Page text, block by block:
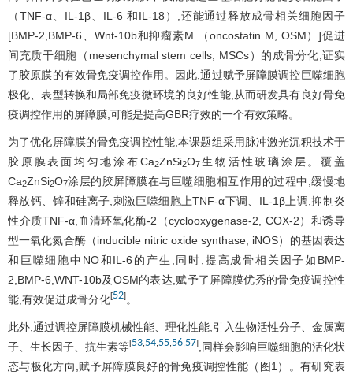
（TNF-α、IL-1β、IL-6 和IL-18）,还能通过释放成骨相关细胞因子
[BMP-2,BMP-6、Wnt-10b和抑瘤素M （oncostatin M, OSM）]促进
间充质干细胞（mesenchymal stem cells, MSCs）的成骨分化,证实
了胶原膜的有效骨免疫调控作用。因此,通过赋予屏障膜调控巨噬细胞
极化、表型转换和局部免疫微环境的良好性能,从而研发具有良好骨免
疫调控作用的屏障膜,可能是提高GBR疗效的一个有效策略。
为了优化屏障膜的骨免疫调控性能,本课题组采用脉冲激光沉积技术于
胶原膜表面均匀地涂布Ca2ZnSi2O7生物活性玻璃涂层。覆盖
Ca2ZnSi2O7涂层的胶屏障膜在与巨噬细胞相互作用的过程中,缓慢地
释放钙、锌和硅离子,刺激巨噬细胞上TNF-α下调、IL-1β上调,抑制炎
性介质TNF-α,血清环氧化酶-2（cyclooxygenase-2, COX-2）和诱导
型一氧化氮合酶（inducible nitric oxide synthase, iNOS）的基因表达
和巨噬细胞中NO和IL-6的产生,同时,提高成骨相关因子如BMP-
2,BMP-6,WNT-10b及OSM的表达,赋予了屏障膜优秀的骨免疫调控性
能,有效促进成骨分化[52] 。
此外,通过调控屏障膜机械性能、理化性能,引入生物活性分子、金属离
子、生长因子、抗生素等[53,54,55,56,57] ,同样会影响巨噬细胞的活化状
态与极化方向,赋予屏障膜良好的骨免疫调控性能（ 图1 ）。有研究表